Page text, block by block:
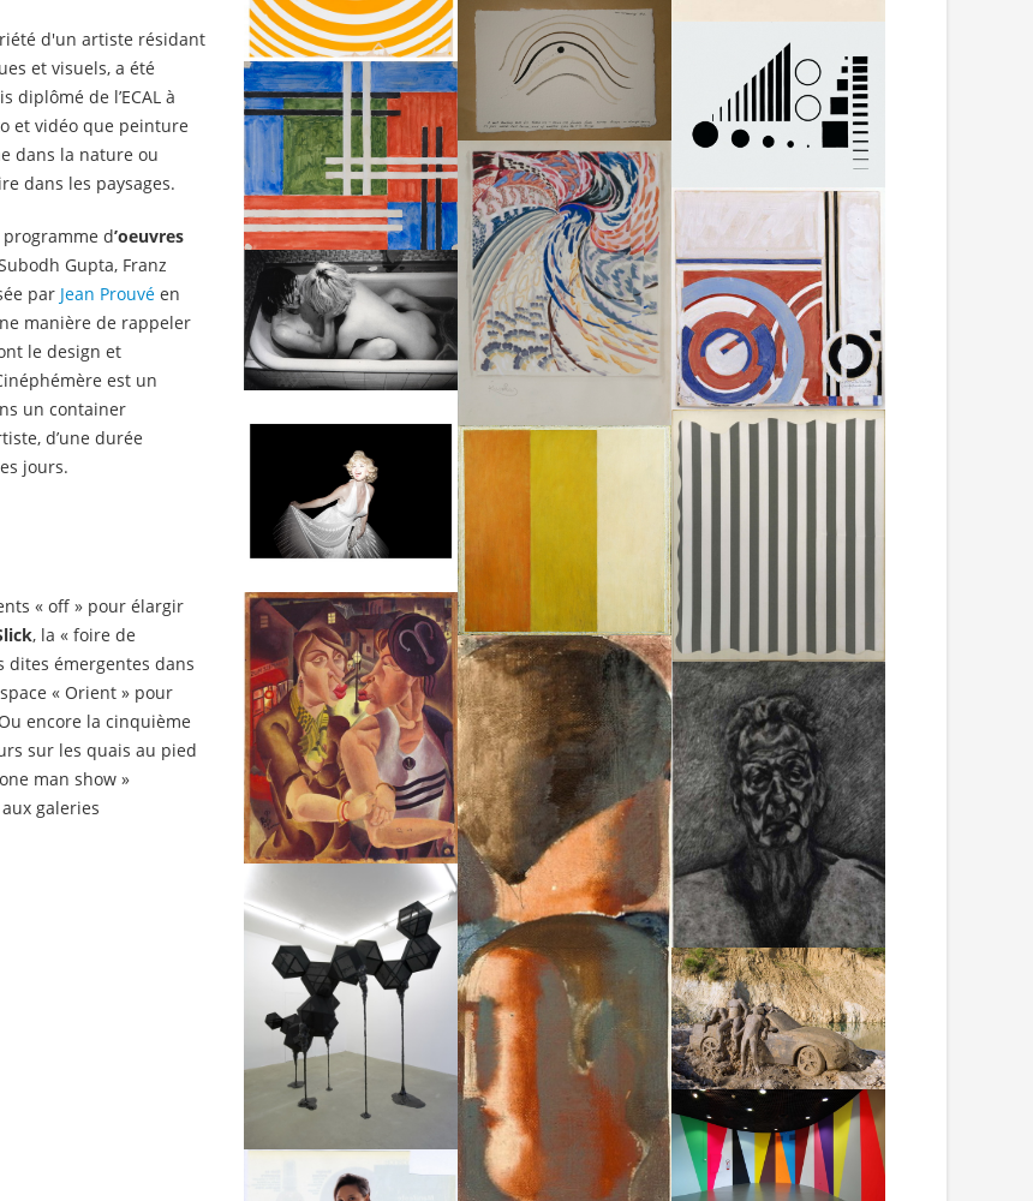
d'un artiste résidant
et visuels, a été
diplômé de l’ECAL à
et vidéo que peinture
dans la nature ou
dans les paysages.
d’oeuvres
Gupta, Franz
par Jean Prouvé en
manière de rappeler
le design et
est un
un container
d’une durée
jours.
« off » pour élargir
, la « foire de
dites émergentes dans
« Orient » pour
encore la cinquième
sur les quais au pied
man show »
galeries